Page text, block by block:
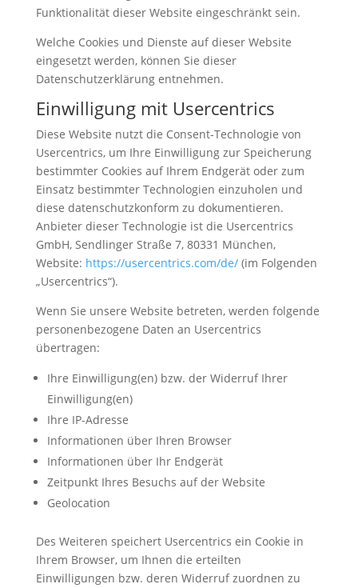
Funktionalität dieser Website eingeschränkt sein.
Welche Cookies und Dienste auf dieser Website
eingesetzt werden, können Sie dieser
Datenschutzerklärung entnehmen.
Einwilligung mit Usercentrics
Diese Website nutzt die Consent-Technologie von
Usercentrics, um Ihre Einwilligung zur Speicherung
bestimmter Cookies auf Ihrem Endgerät oder zum
Einsatz bestimmter Technologien einzuholen und
diese datenschutzkonform zu dokumentieren.
Anbieter dieser Technologie ist die Usercentrics
GmbH, Sendlinger Straße 7, 80331 München,
Website: https://usercentrics.com/de/(im Folgenden
„Usercentrics“).
Wenn Sie unsere Website betreten, werden folgende
personenbezogene Daten an Usercentrics
übertragen:
Ihre Einwilligung(en) bzw. der Widerruf Ihrer
Einwilligung(en)
Ihre IP-Adresse
Informationen über Ihren Browser
Informationen über Ihr Endgerät
Zeitpunkt Ihres Besuchs auf der Website
Geolocation
Des Weiteren speichert Usercentrics ein Cookie in
Ihrem Browser, um Ihnen die erteilten
Einwilligungen bzw. deren Widerruf zuordnen zu